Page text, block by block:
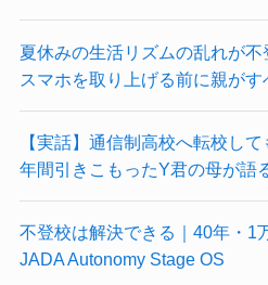
夏休みの生活リズムの乱れが不
スマホを取り上げる前に親がす
【実話】通信制高校へ転校し
年間引きこもったY君の母が語
不登校は解決できる｜40年・1
JADA Autonomy Stage OS